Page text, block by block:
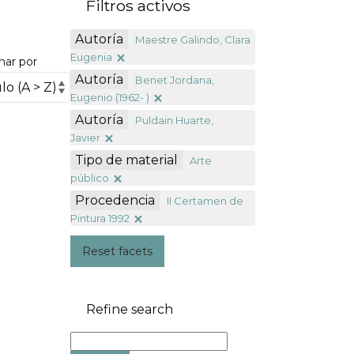
por
Filtros activos
Autoría
Maestre Galindo, Clara
Eugenia
Autoría
Benet Jordana,
Eugenio (1962- )
Autoría
Puldain Huarte,
Javier
Tipo de material
Arte
público
Procedencia
II Certamen de
Pintura 1992
Reset facets
Refine search